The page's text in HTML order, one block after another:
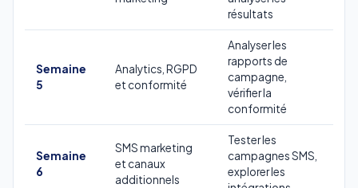
résultats
Semaine
5
Analytics, RGPD
et conformité
Analyser les
rapports de
campagne,
vérifier la
conformité
Semaine
6
SMS marketing
et canaux
additionnels
Tester les
campagnes SMS,
explorer les